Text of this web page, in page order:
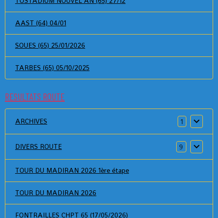
AAST (64) 04/01
SOUES (65) 25/01/2026
TARBES (65) 05/10/2025
RESULTATS ROUTE
ARCHIVES 1
DIVERS ROUTE 9
TOUR DU MADIRAN 2026 1ère étape
TOUR DU MADIRAN 2026
FONTRAILLES CHPT 65 (17/05/2026)